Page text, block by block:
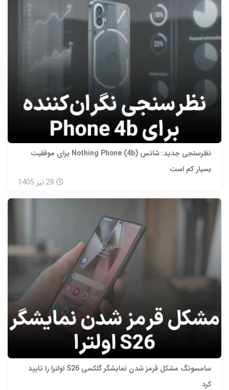
نظرسنجی جدید: شانس Nothing Phone (4b) برای موفقیت
بسیار کم است
28 تیر 1405
سامسونگ مشکل قرمز شدن نمایشگر گلکسی S26 اولترا را تایید
کرد